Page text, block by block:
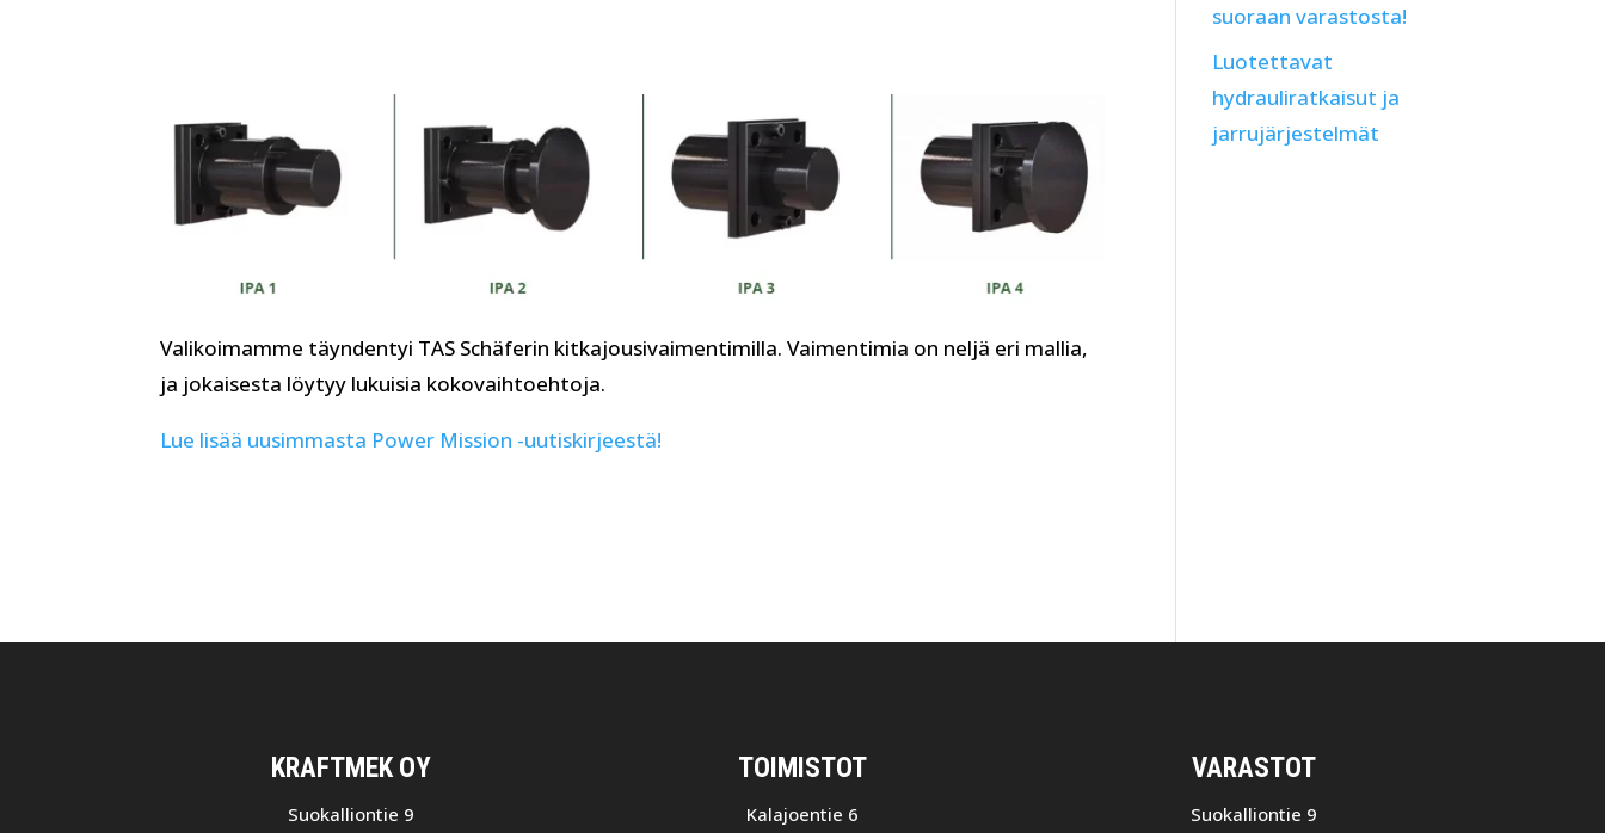
Valikoimamme täyndentyi TAS Schäferin kitkajousivaimentimilla. Vaimentimia on neljä eri mallia,
ja jokaisesta löytyy lukuisia kokovaihtoehtoja.
Lue lisää uusimmasta Power Mission -uutiskirjeestä!
suoraan varastosta!
Luotettavat
hydrauliratkaisut ja
jarrujärjestelmät
KRAFTMEK OY
Suokalliontie 9
TOIMISTOT
Kalajoentie 6
VARASTOT
Suokalliontie 9